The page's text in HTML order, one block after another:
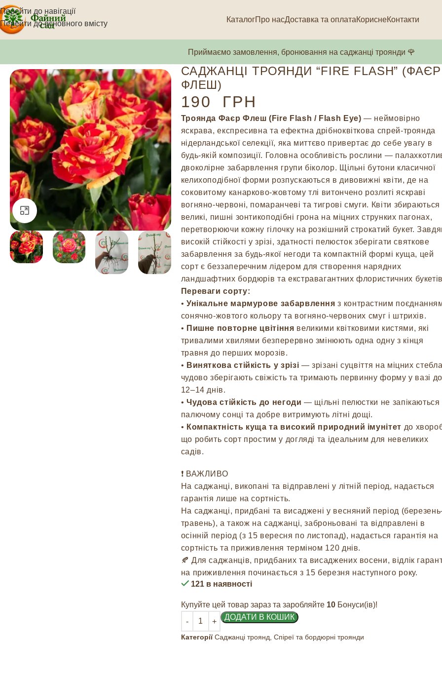
Перейти до навігації
Перейти до основного вмісту
КаталогПро насДоставка та оплатаКориснеКонтакти
Приймаємо замовлення, бронювання на саджанці троянди 🌹
Натисніть, щоб збільшити
САДЖАНЦІ ТРОЯНДИ “FIRE FLASH” (ФАЄР
ФЛЕШ)
190 ГРН
Троянда Фаєр Флеш (Fire Flash / Flash Eye) — неймовірно
яскрава, експресивна та ефектна дрібноквіткова спрей-троянда
нідерландської селекції, яка миттєво привертає до себе увагу в
будь-якій композиції. Головна особливість рослини —
двоколірне забарвлення групи біколор. Щільні бутони класичної
келихоподібної форми розпускаються в дивовижні квіти, де на
соковитому канарково-жовтому тлі витончено розлиті яскраві
вогняно-червоні, помаранчеві та тигрові смуги. Квіти збираються
великі, пишні зонтикоподібні грона на міцних струнких пагонах,
перетворюючи кожну гілочку на розкішний строкатий букет.
високій стійкості у зрізі, здатності пелюсток зберігати святкове
забарвлення за будь-якої негоди та компактній формі куща, цей
сорт є беззаперечним лідером для створення нарядних
ландшафтних бордюрів та екстравагантних флористичних
Переваги сорту:
• Унікальне мармурове забарвлення з контрастним
сонячно-жовтого кольору та вогняно-червоних смуг і штрихів.
• Пишне повторне цвітіння великими квітковими кистями, які
тривалими хвилями безперервно змінюють одна одну з кінця
травня до перших морозів.
• Виняткова стійкість у зрізі — зрізані суцвіття на міцних
чудово зберігають свіжість та тримають первинну форму у вазі до
12–14 днів.
• Чудова стійкість до негоди — щільні пелюстки не запікаються
палючому сонці та добре витримують літні дощі.
• Компактність куща та високий природний імунітет до
що робить сорт простим у догляді та ідеальним для невеликих
садів.
❗️ ВАЖЛИВО
На саджанці, викопані та відправлені у літній період, надається
гарантія лише на сортність.
На саджанці, придбані та висаджені у весняний період
травень), а також на саджанці, заброньовані та відправлені в
осінній період (з 15 вересня по листопад), надається гарантія на
сортність та приживлення терміном 120 днів.
🍂 Для саджанців, придбаних та висаджених восени, відлік
на приживлення починається з 15 березня наступного року.
121 в наявності
Купуйте цей товар зараз та заробляйте 10Бонуси(ів)!
ДОДАТИ В КОШИК
Категорії Саджанці троянд Спіреї та бордюрні троянди